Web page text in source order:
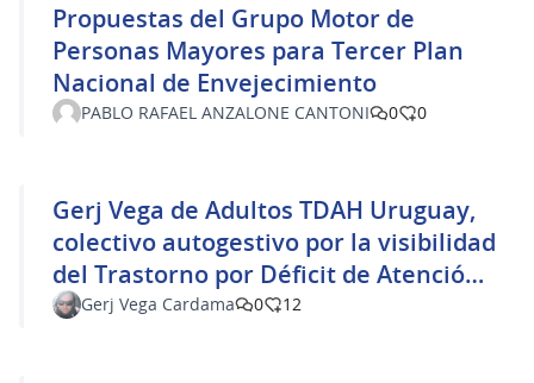
Propuestas del Grupo Motor de
Personas Mayores para Tercer Plan
Nacional de Envejecimiento
PABLO RAFAEL ANZALONE CANTONI 0 0
Gerj Vega de Adultos TDAH Uruguay,
colectivo autogestivo por la visibilidad
del Trastorno por Déficit de Atención
por Hiperactividad en la adultez
Gerj Vega Cardama 0 12